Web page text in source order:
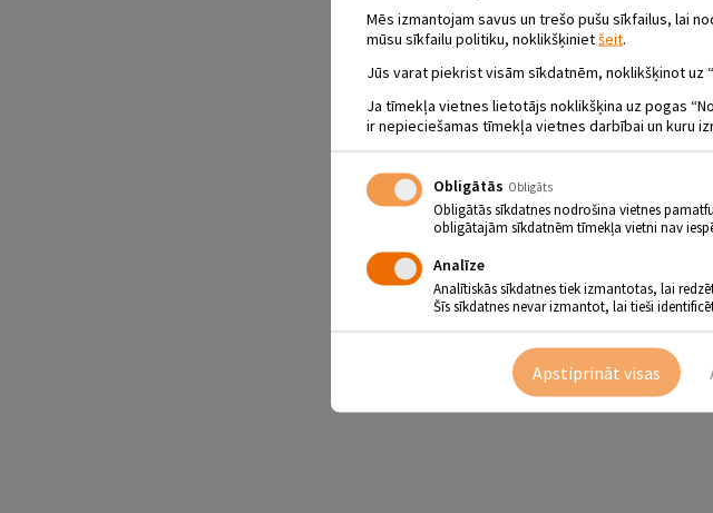
Mēs izmantojam savus un trešo pušu sīkfailus, lai
mūsu sīkfailu politiku, noklikšķinietšeit.
Jūs varat piekrist visām sīkdatnēm, noklikšķinot uz
Ja tīmekļa vietnes lietotājs noklikšķina uz pogas
ir nepieciešamas tīmekļa vietnes darbībai un kuru
Obligātās Obligāts
Obligātās sīkdatnes nodrošina vietnes
obligātajām sīkdatnēm tīmekļa vietni nav
Analīze
Analītiskās sīkdatnes tiek izmantotas, lai
Šīs sīkdatnes nevar izmantot, lai tieši
Apstiprināt visas